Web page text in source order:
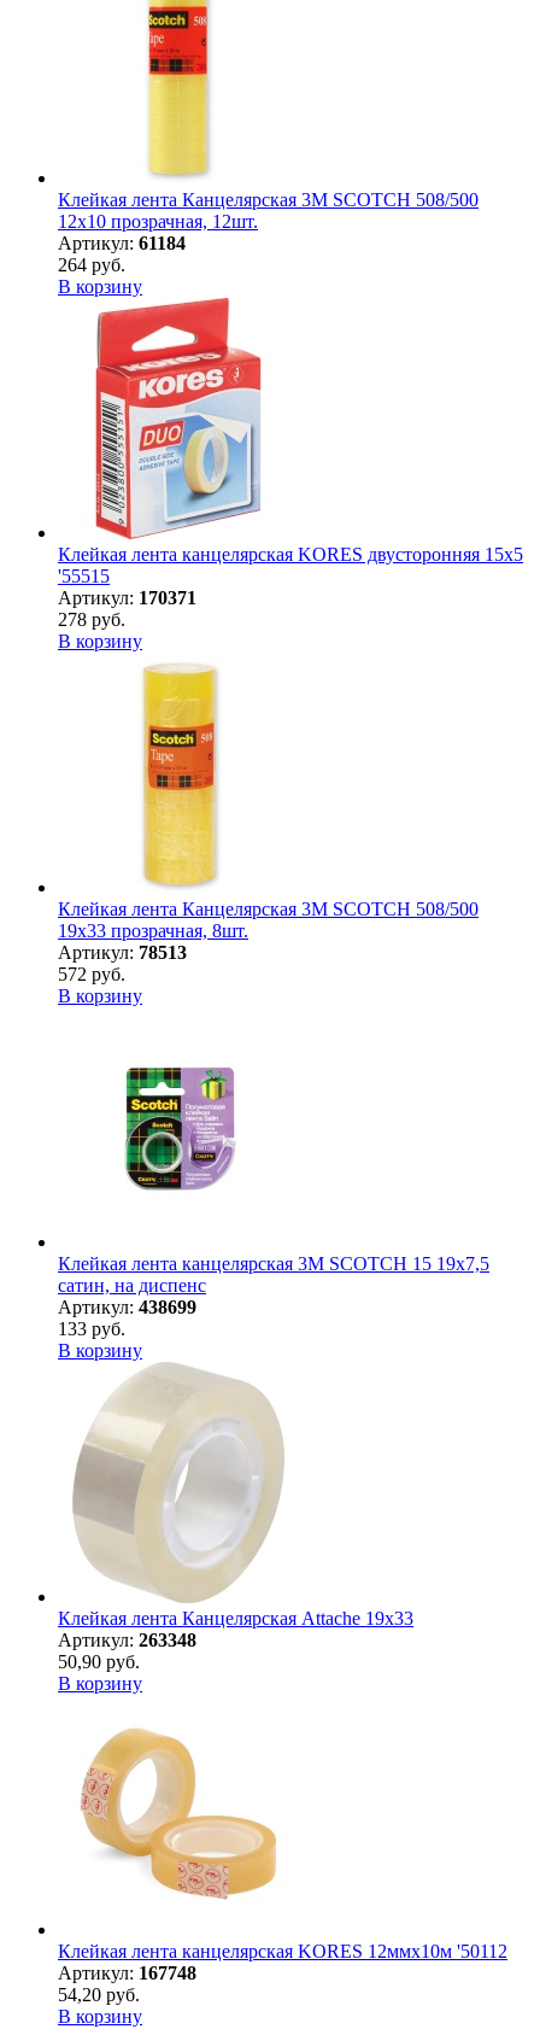
Клейкая лента Канцелярская 3M SCOTCH 508/500
12х10 прозрачная, 12шт.
Артикул: 61184
264 руб.
В корзину
Клейкая лента канцелярская KORES двусторонняя 15х5
'55515
Артикул: 170371
278 руб.
В корзину
Клейкая лента Канцелярская 3M SCOTCH 508/500
19х33 прозрачная, 8шт.
Артикул: 78513
572 руб.
В корзину
Клейкая лента канцелярская 3M SCOTCH 15 19х7,5
сатин, на диспенс
Артикул: 438699
133 руб.
В корзину
Клейкая лента Канцелярская Attache 19x33
Артикул: 263348
50,90 руб.
В корзину
Клейкая лента канцелярская KORES 12ммx10м '50112
Артикул: 167748
54,20 руб.
В корзину